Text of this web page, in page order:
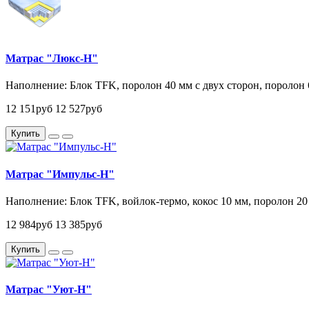
Матрас "Люкс-Н"
Наполнение: Блок TFK, поролон 40 мм с двух сторон,
12 151руб 12 527руб
Купить
Матрас "Импульс-Н"
Наполнение: Блок TFK, войлок-термо, кокос 10 мм, поролон
12 984руб 13 385руб
Купить
Матрас "Уют-Н"